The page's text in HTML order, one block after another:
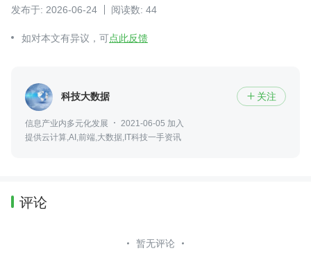
发布于: 2026-06-24 阅读数: 44
如对本文有异议，可点此反馈
科技大数据  关注
信息产业内多元化发展
2021-06-05 加入
提供云计算,AI,前端,大数据,IT科技一手资讯
评论
暂无评论